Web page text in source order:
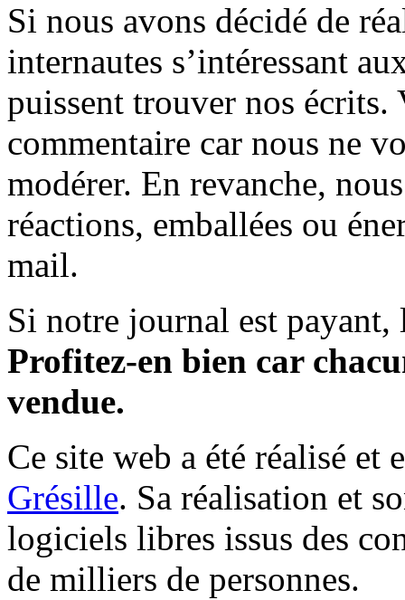
Si nous avons décidé de
internautes s’intéressant
puissent trouver nos écrits.
commentaire car nous ne
modérer. En revanche,
réactions, emballées ou
mail.
Si notre journal est payant,
Profitez-en bien car
vendue.
Ce site web a été réalisé et
Grésille. Sa réalisation et
logiciels libres issus des
de milliers de personnes.